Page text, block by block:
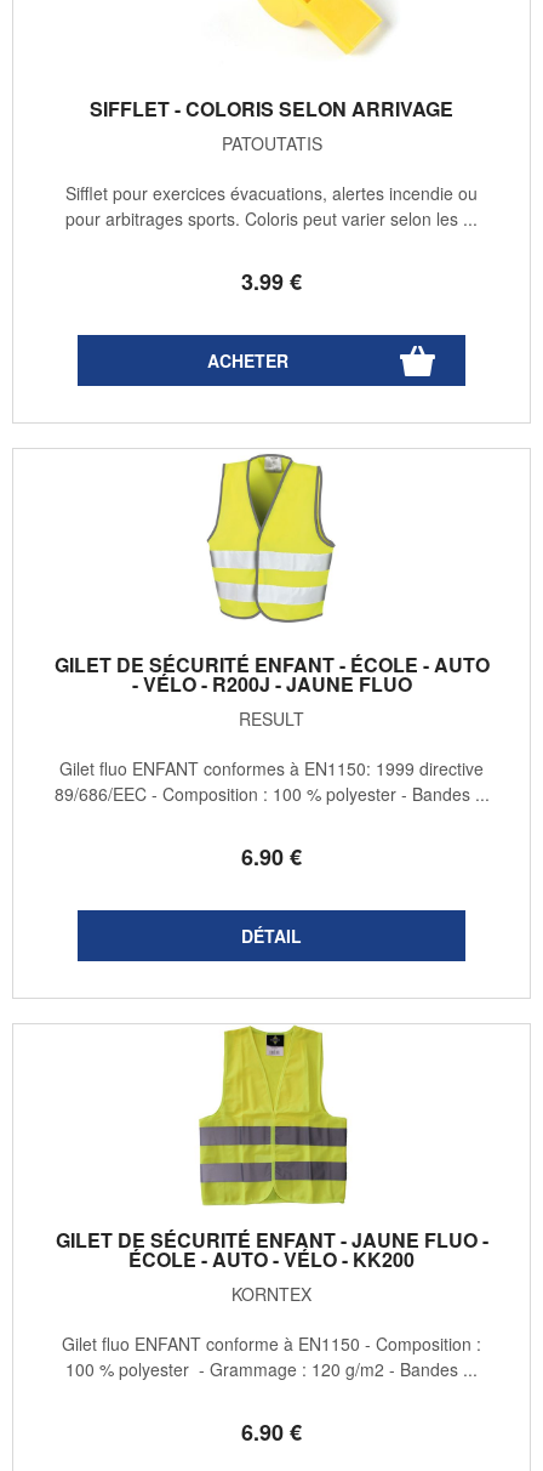
SIFFLET - COLORIS SELON ARRIVAGE
PATOUTATIS
3.99€
Sifflet pour exercices évacuations, alertes incendie ou
pour arbitrages sports. Coloris peut varier selon les ...
GILET DE SÉCURITÉ ENFANT - ÉCOLE - AUTO
- VÉLO - R200J - JAUNE FLUO
RESULT
6.90€
Gilet fluo ENFANT conformes à EN1150: 1999 directive
89/686/EEC - Composition : 100 % polyester - Bandes ...
GILET DE SÉCURITÉ ENFANT - JAUNE FLUO -
ÉCOLE - AUTO - VÉLO - KK200
KORNTEX
6.90€
Gilet fluo ENFANT conforme à EN1150 - Composition :
100 % polyester - Grammage : 120 g/m2 - Bandes ...